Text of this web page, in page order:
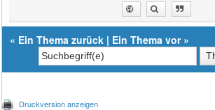
« Ein Thema zurück | Ein Thema vor»
Druckversion anzeigen